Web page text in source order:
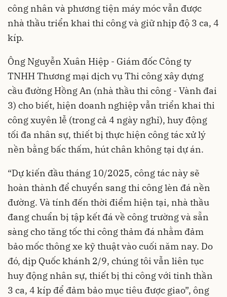
công nhân và phương tiện máy móc vẫn được
nhà thầu triển khai thi công và giữ nhịp độ 3 ca, 4
kíp.
Ông Nguyễn Xuân Hiệp - Giám đốc Công ty
TNHH Thương mại dịch vụ Thi công xây dựng
cầu đường Hồng An (nhà thầu thi công - Vành đai
3) cho biết, hiện doanh nghiệp vẫn triển khai thi
công xuyên lễ (trong cả 4 ngày nghỉ), huy động
tối đa nhân sự, thiết bị thực hiện công tác xử lý
nền bằng bấc thấm, hút chân không tại dự án.
“Dự kiến đầu tháng 10/2025, công tác này sẽ
hoàn thành để chuyển sang thi công lèn đá nền
đường. Và tính đến thời điểm hiện tại, nhà thầu
đang chuẩn bị tập kết đá về công trường và sẵn
sàng cho tăng tốc thi công thảm đá nhằm đảm
bảo mốc thông xe kỹ thuật vào cuối năm nay. Do
đó, dịp Quốc khánh 2/9, chúng tôi vẫn liên tục
huy động nhân sự, thiết bị thi công với tinh thần
3 ca, 4 kíp để đảm bảo mục tiêu được giao”, ông